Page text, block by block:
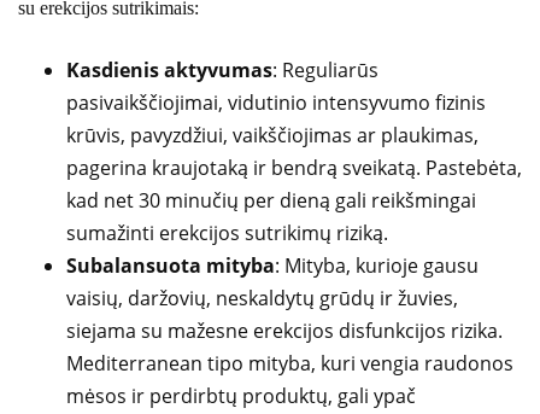
su erekcijos sutrikimais:
Kasdienis aktyvumas: Reguliarūs
pasivaikščiojimai, vidutinio intensyvumo fizinis
krūvis, pavyzdžiui, vaikščiojimas ar plaukimas,
pagerina kraujotaką ir bendrą sveikatą. Pastebėta,
kad net 30 minučių per dieną gali reikšmingai
sumažinti erekcijos sutrikimų riziką.
Subalansuota mityba: Mityba, kurioje gausu
vaisių, daržovių, neskaldytų grūdų ir žuvies,
siejama su mažesne erekcijos disfunkcijos rizika.
Mediterranean tipo mityba, kuri vengia raudonos
mėsos ir perdirbtų produktų, gali ypač